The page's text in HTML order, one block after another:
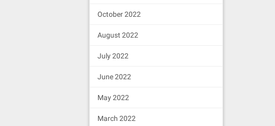
October 2022
August 2022
July 2022
June 2022
May 2022
March 2022